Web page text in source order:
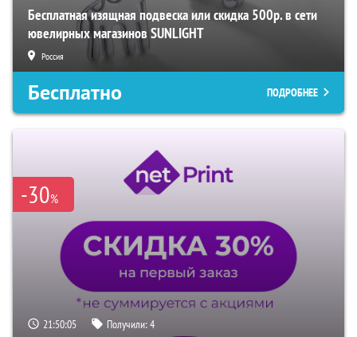
Бесплатная изящная подвеска или скидка 500р. в сети
ювелирных магазинов SUNLIGHT
Россия
Бесплатно ПОДРОБНЕЕ
-30%
21:50:04 Получили:4